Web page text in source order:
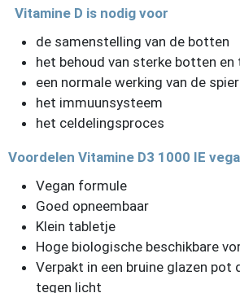
Vitamine D is nodig voor
de samenstelling van de botten
het behoud van sterke botten en
een normale werking van de
het immuunsysteem
het celdelingsproces
Voordelen Vitamine D3 1000 IE
Vegan formule
Goed opneembaar
Klein tabletje
Hoge biologische beschikbare
Verpakt in een bruine glazen pot
tegen licht